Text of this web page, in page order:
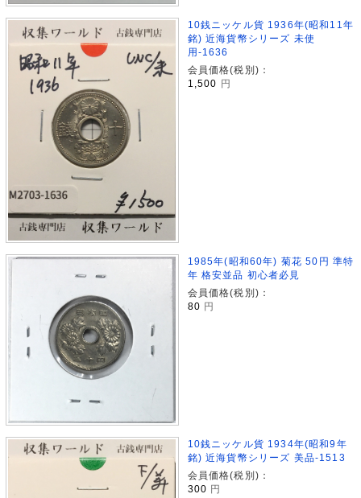
10銭ニッケル貨 1936年(昭和11年
銘) 近海貨幣シリーズ 未使
用-1636
会員価格(税別)：
1,500
円
1985年(昭和60年) 菊花 50円 準特
年 格安並品 初心者必見
会員価格(税別)：
80 円
10銭ニッケル貨 1934年(昭和9年
銘) 近海貨幣シリーズ 美品-1513
会員価格(税別)：
300 円